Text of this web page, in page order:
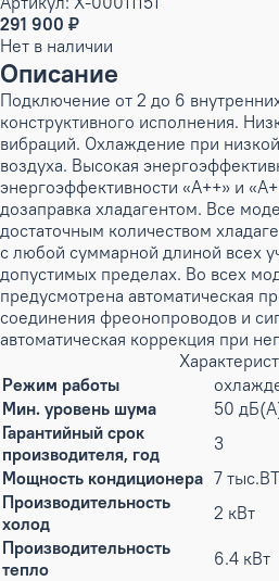
291 900 ₽
Нет в наличии
Описание
Подключение от 2 до 6
конструктивного исполнения.
вибраций. Охлаждение при
воздуха. Высокая
энергоэффективности «А++» и
дозаправка хладагентом. Все
достаточным количеством
с любой суммарной длиной всех
допустимых пределах. Во всех
предусмотрена aвтоматическая
соединения фреонопроводов и
автоматическая коррекция при
Режим работы
Мин. уровень шума
50
Гарантийный срок
производителя, год
3
Мощность кондиционера 7
Производительность
холод
2 кВт
Производительность
тепло
6.4 кВт